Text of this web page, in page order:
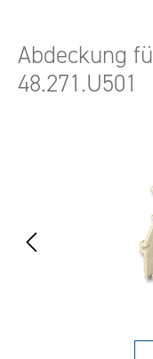
Abdeckung
48.271.U501